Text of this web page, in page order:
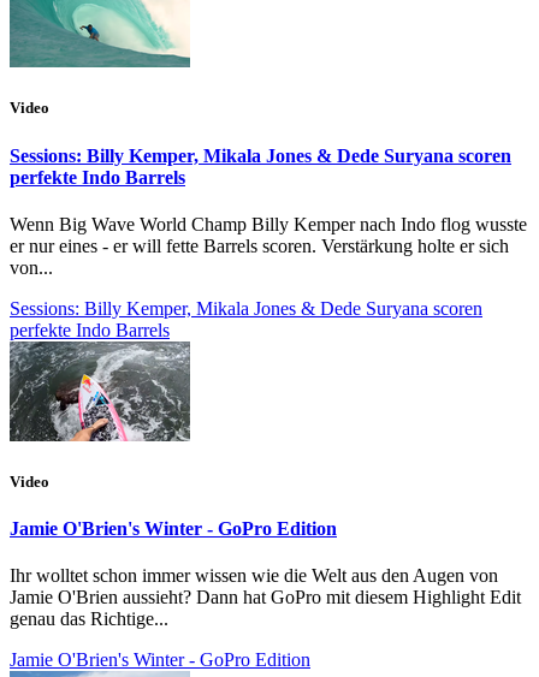
Video
Sessions: Billy Kemper, Mikala Jones & Dede Suryana scoren
perfekte Indo Barrels
Wenn Big Wave World Champ Billy Kemper nach Indo flog wusste
er nur eines - er will fette Barrels scoren. Verstärkung holte er sich
von...
Sessions: Billy Kemper, Mikala Jones & Dede Suryana scoren
perfekte Indo Barrels
Video
Jamie O'Brien's Winter - GoPro Edition
Ihr wolltet schon immer wissen wie die Welt aus den Augen von
Jamie O'Brien aussieht? Dann hat GoPro mit diesem Highlight Edit
genau das Richtige...
Jamie O'Brien's Winter - GoPro Edition